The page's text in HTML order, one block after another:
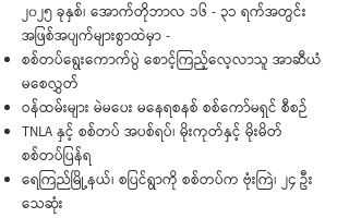
၂၀၂၅ ခုနှစ်၊ အောက်တိုဘာလ ၁၆ - ၃၁ ရက်အတွင်း
အဖြစ်အပျက်များစွာထဲမှာ -
စစ်တပ်ရွေးကောက်ပွဲ စောင့်ကြည့်လေ့လာသူ အာဆီယံ
မစေလွှတ်
ဝန်ထမ်းများ မဲမပေး မနေရစနစ် စစ်ကော်မရှင် စီစဉ်
TNLA နှင့် စစ်တပ် အပစ်ရပ်၊ မိုးကုတ်နှင့် မိုးမိတ်
စစ်တပ်ပြန်ရ
ရေကြည်မြို့နယ်၊ စပြင်ရွာကို စစ်တပ်က ဗုံးကြဲ၊ ၂၄ ဦး
သေဆုံး